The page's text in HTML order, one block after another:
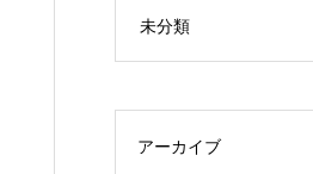
未分類
アーカイブ